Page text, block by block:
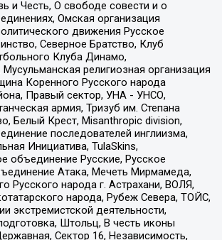
и Честь, О свободе совести и о
Омская организация
движения Русское
Северное Братство, Клуб
Клуба Динамо,
религиозная организация
Коренного Русского народа
Правый сектор, УНА - УНСО,
армия, Тризуб им. Степана
Белый Крест, Misanthropic division,
последователей инглиизма,
Инициатива, TulaSkins,
объединение Русские, Русское
Атака, Мечеть Мирмамеда,
Русского народа г. Астрахани, ВОЛЯ,
народа, Рубеж Севера, ТОЙС,
экстремистской деятельности,
Штольц, В честь иконы
Сектор 16, Независимость,